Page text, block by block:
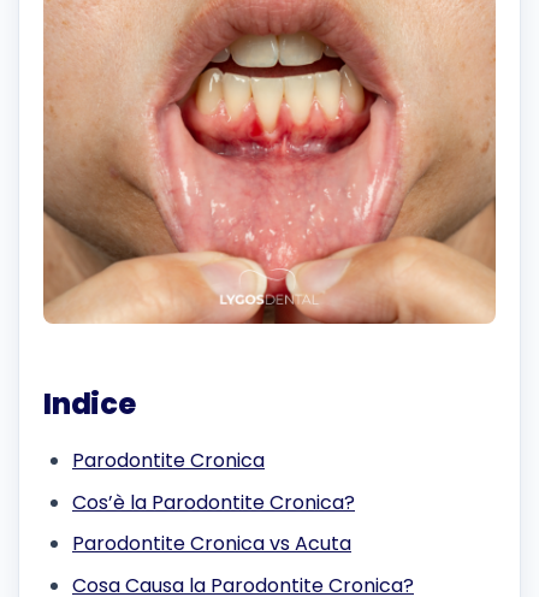
Indice
Parodontite Cronica
Cos’è la Parodontite Cronica?
Parodontite Cronica vs Acuta
Cosa Causa la Parodontite Cronica?